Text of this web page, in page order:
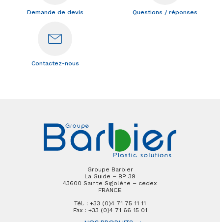
Demande de devis Questions / réponses
Contactez-nous
Groupe Barbier
La Guide – BP 39
43600 Sainte Sigolène – cedex
FRANCE
Tél. : +33 (0)4 71 75 11 11
Fax : +33 (0)4 71 66 15 01